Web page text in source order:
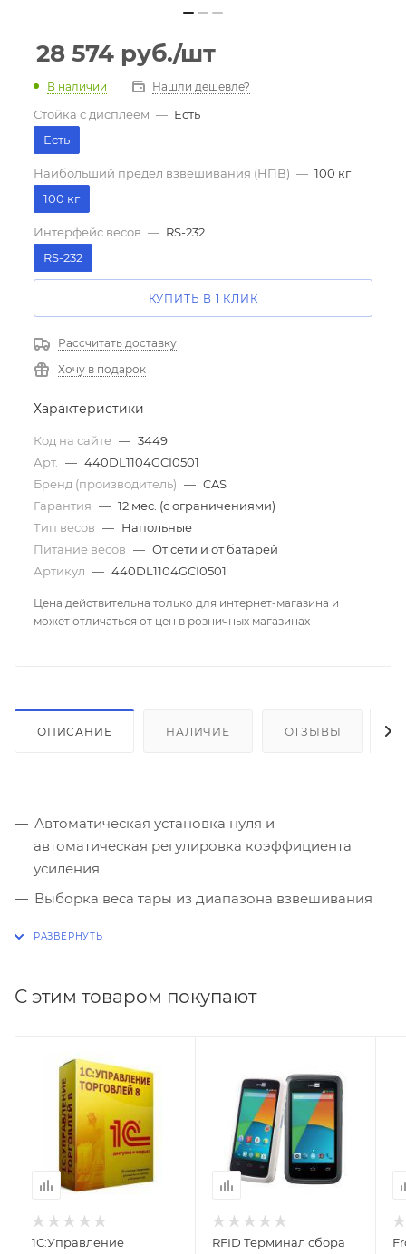
28 574 руб./шт
В наличии Нашли дешевле?
Стойка с дисплеем — Есть
Есть
Наибольший предел взвешивания (НПВ) — 100 кг
100 кг
Интерфейс весов — RS-232
RS-232
КУПИТЬ В 1 КЛИК
Рассчитать доставку
Хочу в подарок
Характеристики
Код на сайте — 3449
Арт. — 440DL1104GCI0501
Бренд (производитель) — CAS
Гарантия — 12 мес. (с ограничениями)
Тип весов — Напольные
Питание весов — От сети и от батарей
Артикул — 440DL1104GCI0501
Цена действительна только для интернет-магазина и
может отличаться от цен в розничных магазинах
ОПИСАНИЕ НАЛИЧИЕ ОТЗЫВЫ
Автоматическая установка нуля и
автоматическая регулировка коэффициента
усиления
Выборка веса тары из диапазона взвешивания
Усреднение показаний веса при нестабильной
Диагностика неисправностей
Платформа из нержавеющей стали
Питание от сети через адаптер или от батарей с
автоматическим отключением в перерывах
С этим товаром покупают
1С:Управление
RFID Терминал сбора